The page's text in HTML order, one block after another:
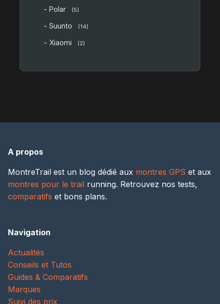
- Polar (5)
- Suunto (14)
- Xiaomi (2)
A propos
MontreTrail est un blog dédié aux montres GPS et aux
montres pour le trail running. Retrouvez nos tests,
comparatifs et bons plans.
Navigation
Actualités
Conseils et Tutos
Guides & Comparatifs
Marques
Suivi des prix